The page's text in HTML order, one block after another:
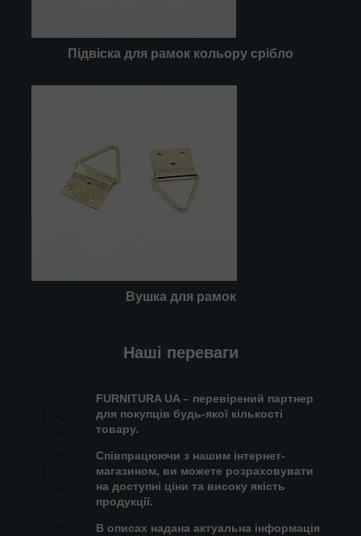
Підвіска для рамок кольору срібло
Вушка для рамок
Наші переваги
FURNITURA UA – перевірений партнер
для покупців будь-якої кількості
товару.
Співпрацюючи з нашим інтернет-
магазином, ви можете розраховувати
на доступні ціни та високу якість
продукції.
В описах надана актуальна інформація